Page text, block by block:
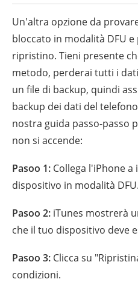
Un'altra opzione da
bloccato in modalità DFU
ripristino. Tieni presente
metodo, perderai tutti i
un file di backup, quindi
backup dei dati del
nostra guida passo-passo
non si accende:
Pasoo 1: Collega l'iPhone a
dispositivo in modalità DFU.
Pasoo 2: iTunes mostrerà
che il tuo dispositivo deve
Pasoo 3: Clicca su
condizioni.